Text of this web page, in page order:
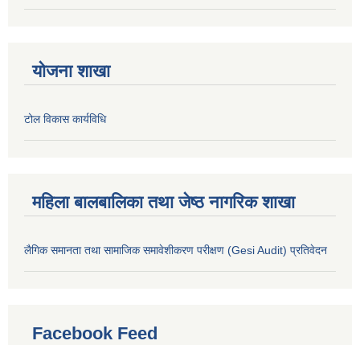
योजना शाखा
टोल विकास कार्यविधि
महिला बालबालिका तथा जेष्ठ नागरिक शाखा
लैगिक समानता तथा सामाजिक समावेशीकरण परीक्षण (Gesi Audit) प्रतिवेदन
Facebook Feed